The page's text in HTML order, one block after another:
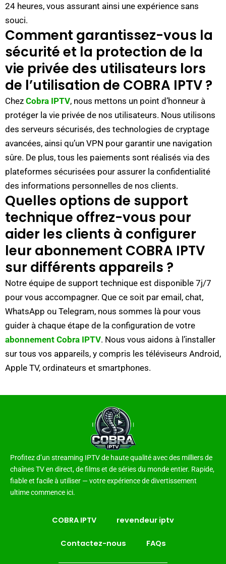
24 heures, vous assurant ainsi une expérience sans
souci.
Comment garantissez-vous la
sécurité et la protection de la
vie privée des utilisateurs lors
de l’utilisation de COBRA IPTV ?
Chez Cobra IPTV, nous mettons un point d’honneur à
protéger la vie privée de nos utilisateurs. Nous utilisons
des serveurs sécurisés, des technologies de cryptage
avancées, ainsi qu’un VPN pour garantir une navigation
sûre. De plus, tous les paiements sont réalisés via des
plateformes sécurisées pour assurer la confidentialité
des informations personnelles de nos clients.
Quelles options de support
technique offrez-vous pour
aider les clients à configurer
leur abonnement COBRA IPTV
sur différents appareils ?
Notre équipe de support technique est disponible 7j/7
pour vous accompagner. Que ce soit par email, chat,
WhatsApp ou Telegram, nous sommes là pour vous
guider à chaque étape de la configuration de votre
abonnement Cobra IPTV. Nous vous aidons à l’installer
sur tous vos appareils, y compris les téléviseurs Android,
Apple TV, ordinateurs et smartphones.
Profitez d’un streaming IPTV de haute qualité avec des milliers de
chaînes TV en direct, de films et de séries du monde entier. Rapide,
fiable et facile à utiliser — votre expérience de divertissement
ultime commence ici.
COBRA IPTV revendeur iptv
Contactez-nous FAQs